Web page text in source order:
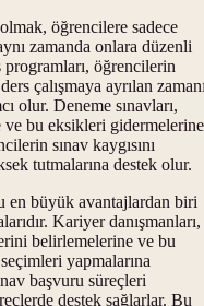
öğrencilere sadece
zamanda onlara düzenli
programları, öğrencilerin
çalışmaya ayrılan zamanı
olur. Deneme sınavları,
bu eksikleri gidermelerine
sınav kaygısını
tutmalarına destek olur.
en büyük avantajlardan biri
Kariyer danışmanları,
belirlemelerine ve bu
yapmalarına
başvuru süreçleri
destek sağlarlar. Bu